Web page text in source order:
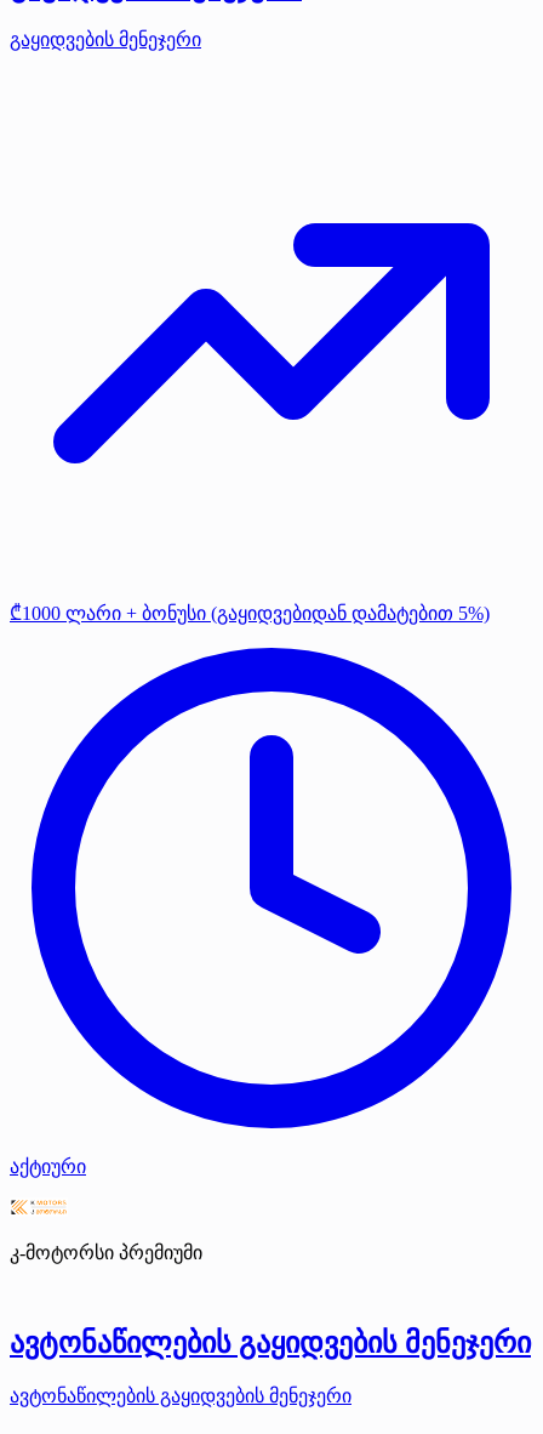
გაყიდვების მენეჯერი
₾1000 ლარი + ბონუსი (გაყიდვებიდან დამატებით 5%)
აქტიური
კ-მოტორსი პრემიუმი
ავტონაწილების გაყიდვების მენეჯერი
ავტონაწილების გაყიდვების მენეჯერი